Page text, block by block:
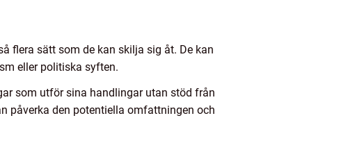
flera sätt som de kan skilja sig åt. De kan
eller politiska syften.
som utför sina handlingar utan stöd från
påverka den potentiella omfattningen och